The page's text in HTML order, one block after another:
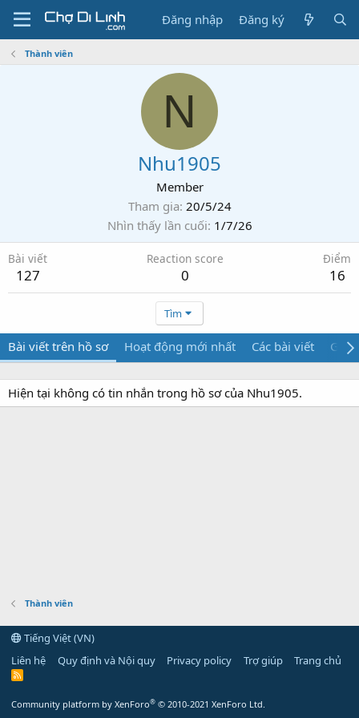
Đăng nhập Đăng ký
Thành viên
N
Nhu1905
Member
Tham gia 20/5/24
Nhìn thấy lần cuối 1/7/26
Bài viết
127
Reaction score
0
Điểm
16
Tìm
Bài viết trên hồ sơ Hoạt động mới nhất Các bài viết Giới
Hiện tại không có tin nhắn trong hồ sơ của Nhu1905.
Thành viên
Tiếng Việt (VN)
Liên hệ
Quy định và Nội quy Privacy policy Trợ giúp Trang chủ
R
Community platform by XenForo® © 2010-2021 XenForo Ltd.